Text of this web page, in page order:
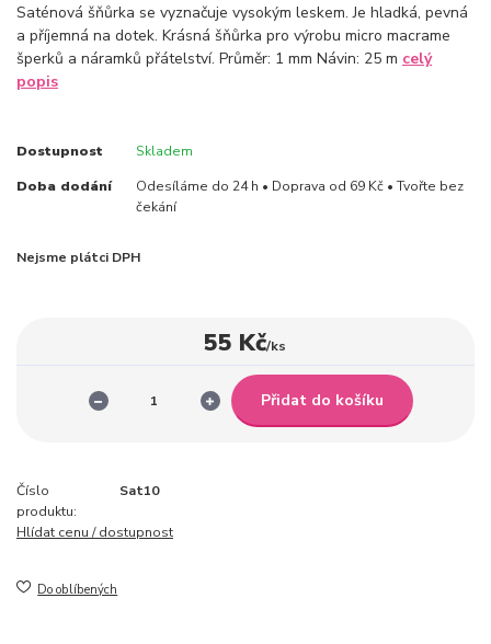
Saténová šňůrka se vyznačuje vysokým leskem. Je hladká, pevná
a příjemná na dotek. Krásná šňůrka pro výrobu micro macrame
šperků a náramků přátelství. Průměr: 1 mm Návin: 25 m celý
popis
Dostupnost Skladem
Doba dodání
Odesíláme do 24 h • Doprava od 69 Kč • Tvořte bez
čekání
Nejsme plátci DPH
55 Kč/ks
Přidat do košíku
Číslo
produktu:
Sat10
Hlídat cenu / dostupnost
Do oblíbených